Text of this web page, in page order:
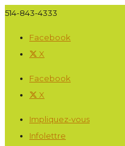
514-843-4333
Facebook
X
Facebook
X
Impliquez-vous
Infolettre